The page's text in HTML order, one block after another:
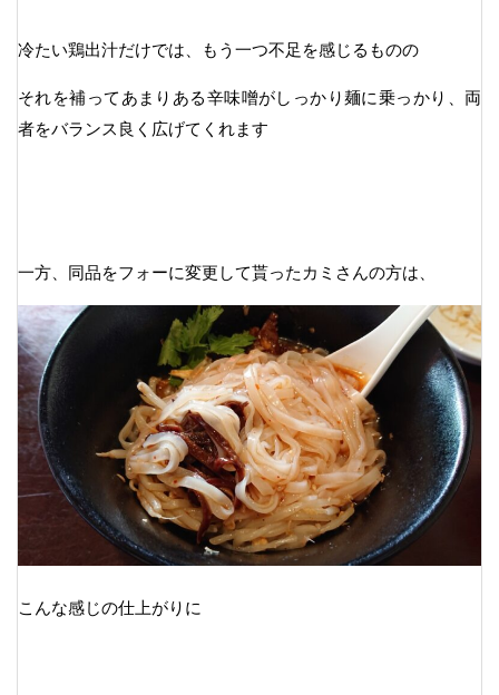
冷たい鶏出汁だけでは、もう一つ不足を感じるものの
それを補ってあまりある辛味噌がしっかり麺に乗っかり、両
者をバランス良く広げてくれます
一方、同品をフォーに変更して貰ったカミさんの方は、
こんな感じの仕上がりに